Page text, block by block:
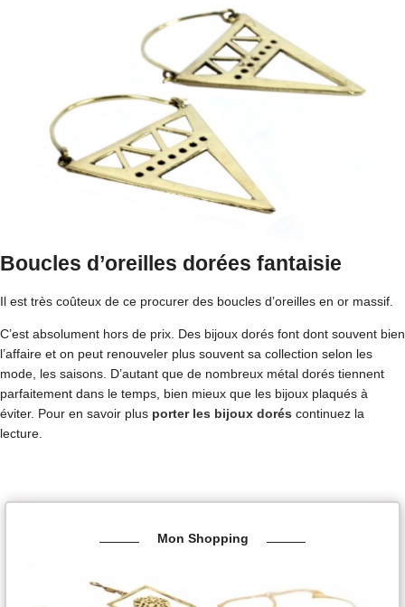
Boucles d’oreilles dorées fantaisie
Il est très coûteux de ce procurer des boucles d’oreilles en or massif.
C’est absolument hors de prix. Des bijoux dorés font dont souvent bien
l’affaire et on peut renouveler plus souvent sa collection selon les
mode, les saisons. D’autant que de nombreux métal dorés tiennent
parfaitement dans le temps, bien mieux que les bijoux plaqués à
éviter. Pour en savoir plus porter les bijoux dorés continuez la
lecture.
Mon Shopping